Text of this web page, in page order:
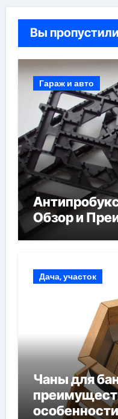
Вы пропустили
Гараж и авто
Обзор и
Дача, участок
Чаны для